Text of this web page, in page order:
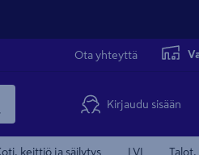
Ota yhteyttä
Kirjaudu sisään
keittiö ja säilytys LVI